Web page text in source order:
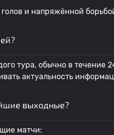
и напряжённой
тура, обычно в течение
актуальность
выходные?
матчи: